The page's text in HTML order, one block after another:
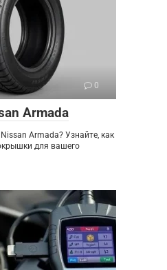
0
Armada
Armada? Узнайте, как
для вашего